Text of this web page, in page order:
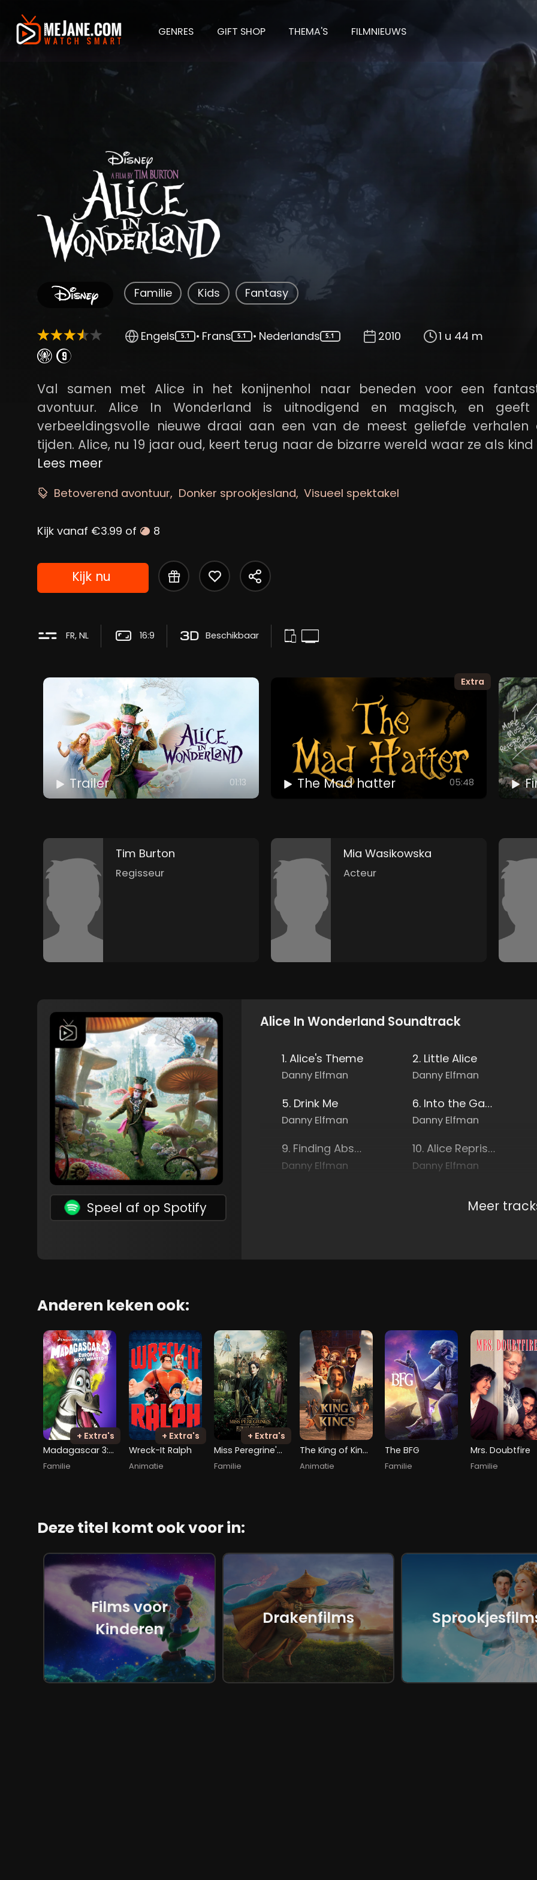
GENRES GIFT SHOP THEMA'S FILMNIEUWS
Alice in Wonderland
Familie Kids Fantasy
Engels 5.1 • Frans 5.1 • Nederlands 5.1 2010 1 u 44 m
Val samen met Alice in het konijnenhol naar beneden voor een
avontuur. Alice In Wonderland is uitnodigend en magisch, en geeft
verbeeldingsvolle nieuwe draai aan een van de meest geliefde verhalen
tijden. Alice, nu 19 jaar oud, keert terug naar de bizarre wereld waar ze als kind
het eerst kwam, en gaat op reis om te achterhalen wat haar ware lot is.
gezien.
Lees meer
Betoverend avontuur Donker sprookjesland Visueel spektakel
Kijk vanaf €3.99 of 8
Kijk nu
FR, NL 16:9 Beschikbaar
Trailer 01:13
Extra
The Mad hatter 05:48
Tim Burton
Regisseur
Mia Wasikowska
Acteur
Alice In Wonderland Soundtrack
Speel af op Spotify
1. Alice's Theme
Danny Elfman
2. Little Alice
Danny Elfman
5. Drink Me
Danny Elfman
6. Into the Garden
Danny Elfman
9. Finding Absolem
Danny Elfman
10. Alice Reprise #2
Danny Elfman
Meer
Anderen keken ook:
+ Extra's
Madagascar 3: Europe's Most Wanted
Familie
+ Extra's
Wreck-It Ralph
Animatie
+ Extra's
Miss Peregrine's Home for Peculiar Children
Familie
The King of Kings
Animatie
The BFG
Familie
Mrs. Doubtfire
Familie
Deze titel komt ook voor in:
Films voor
Kinderen
Drakenfilms